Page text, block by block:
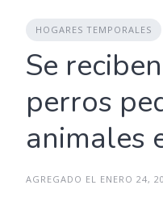
HOGARES TEMPORALES
Se
perros
animales
AGREGADO EL ENERO 24,